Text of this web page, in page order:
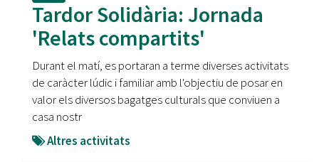
Tardor Solidària: Jornada
'Relats compartits'
Durant el matí, es portaran a terme diverses activitats
de caràcter lúdic i familiar amb l'objectiu de posar en
valor els diversos bagatges culturals que conviuen a
casa nostr
Altres activitats